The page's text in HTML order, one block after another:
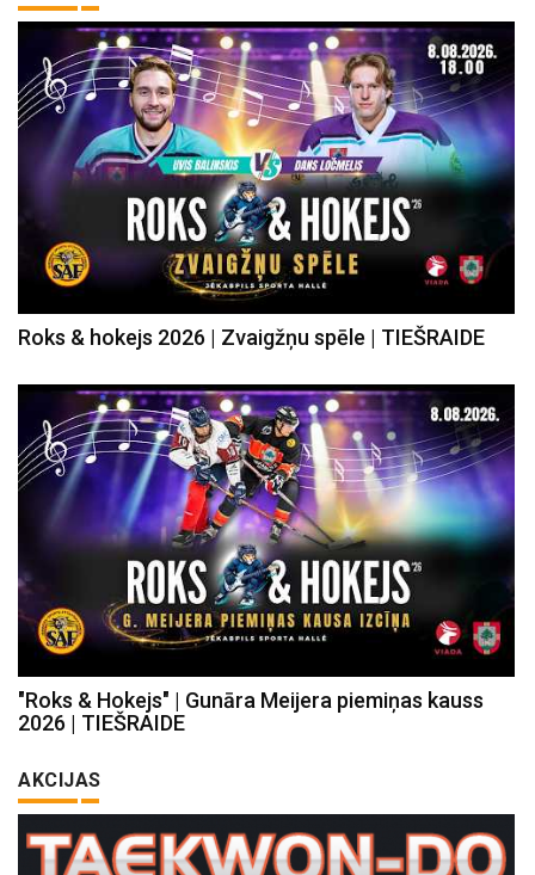
Roks & hokejs 2026 | Zvaigžņu spēle | TIEŠRAIDE
"Roks & Hokejs" | Gunāra Meijera piemiņas kauss
2026 | TIEŠRAIDE
AKCIJAS